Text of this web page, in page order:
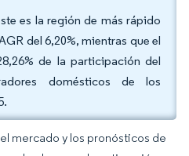
es la región de más rápido
del 6,20%, mientras que el
de la participación del
domésticos de los
mercado y los pronósticos de